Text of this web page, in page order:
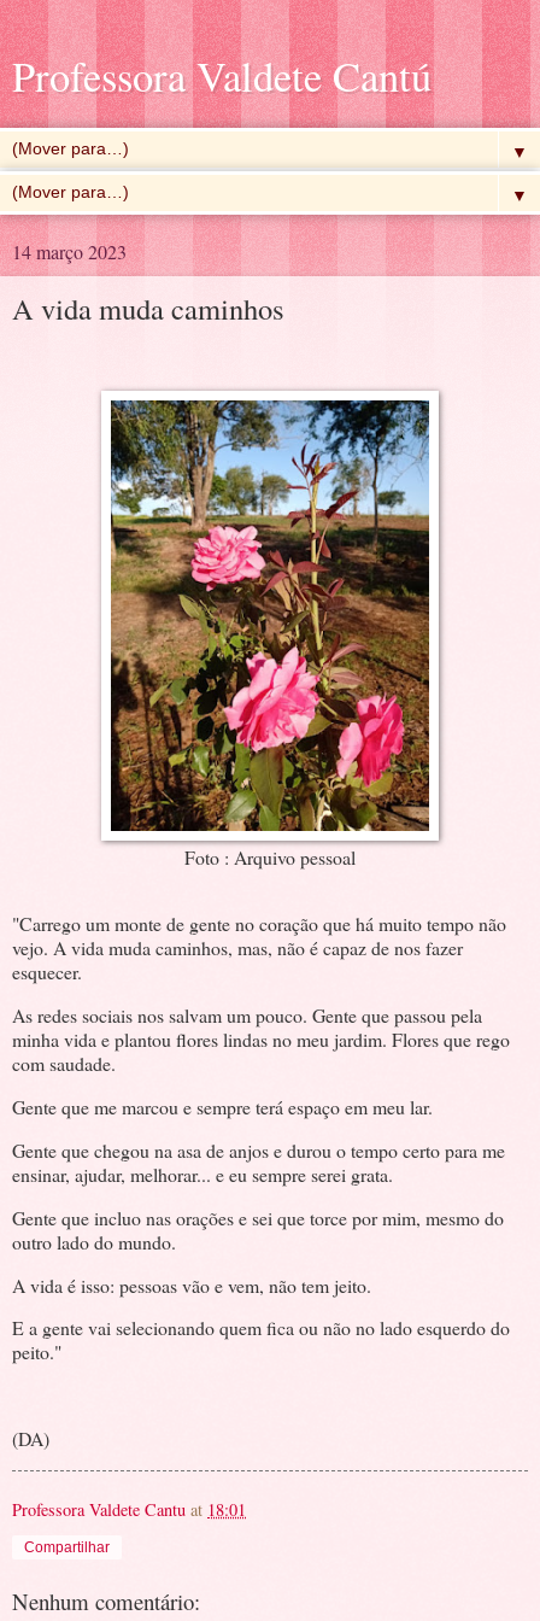
Professora Valdete Cantú
▼
▼
14 março 2023
A vida muda caminhos
Foto : Arquivo pessoal
"Carrego um monte de gente no coração que há muito tempo não
vejo. A vida muda caminhos, mas, não é capaz de nos fazer
esquecer.
As redes sociais nos salvam um pouco. Gente que passou pela
minha vida e plantou flores lindas no meu jardim. Flores que rego
com saudade.
Gente que me marcou e sempre terá espaço em meu lar.
Gente que chegou na asa de anjos e durou o tempo certo para me
ensinar, ajudar, melhorar... e eu sempre serei grata.
Gente que incluo nas orações e sei que torce por mim, mesmo do
outro lado do mundo.
A vida é isso: pessoas vão e vem, não tem jeito.
E a gente vai selecionando quem fica ou não no lado esquerdo do
peito."
(DA)
Professora Valdete Cantu at 18:01
Compartilhar
Nenhum comentário: